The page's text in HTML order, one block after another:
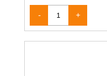
- +